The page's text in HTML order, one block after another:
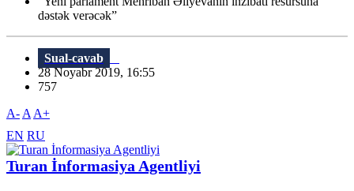
dəstək verəcək”
Sual-cavab
28 Noyabr 2019, 16:55
757
A- A A+
EN RU
Turan İnformasiya Agentliyi